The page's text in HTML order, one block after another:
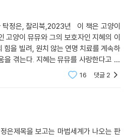
찰리북,2023년 이 책은 고양이
고양이 뮤뮤와 그의 보호자인 지혜의 이
힘을 빌려, 원치 않는 연명 치료를 계속하
을 겪는다. 지혜는 뮤뮤를 사랑한다고 생
욕심에 가까운 것이다. 지혜는 수혈용 고
16 댓글 2
은제목을 보고는 마법세계가 나오는 판